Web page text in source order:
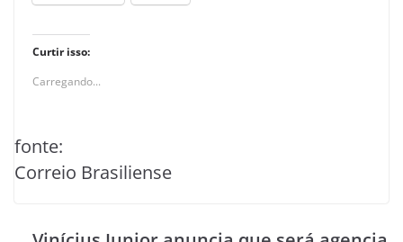
Curtir isso:
Carregando...
fonte:
Correio Brasiliense